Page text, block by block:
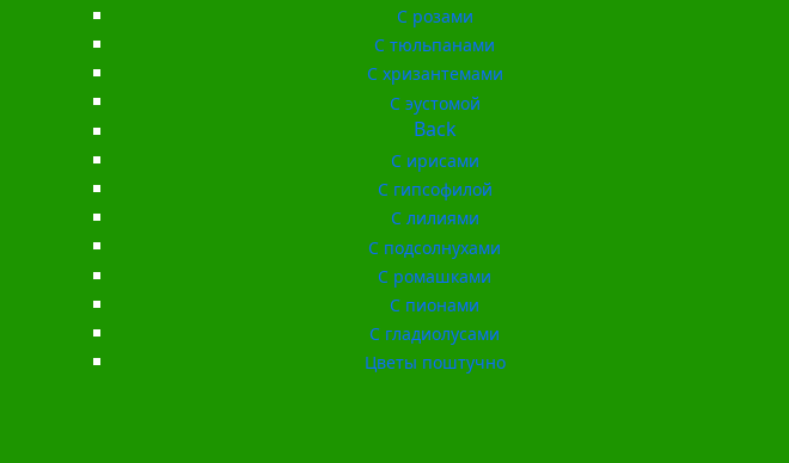
С розами
С тюльпанами
С хризантемами
С эустомой
Back
С ирисами
С гипсофилой
С лилиями
С подсолнухами
С ромашками
С пионами
С гладиолусами
Цветы поштучно